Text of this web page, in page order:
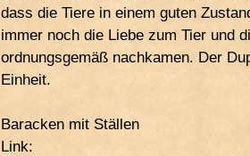
dass die Tiere in einem guten
immer noch die Liebe zum Tier und
ordnungsgemäß nachkamen. Der
Einheit.
Baracken mit Ställen
Link: